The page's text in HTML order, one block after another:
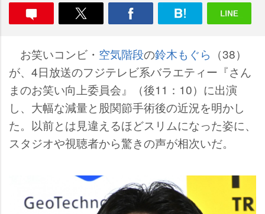
お笑いコンビ・ 空気階段の鈴木もぐら （38）
が、4日放送のフジテレビ系バラエティー『さん
まのお笑い向上委員会』（後11：10）に出演
し、大幅な減量と股関節手術後の近況を明かし
た。以前とは見違えるほどスリムになった姿に、
スタジオや視聴者から驚きの声が相次いだ。